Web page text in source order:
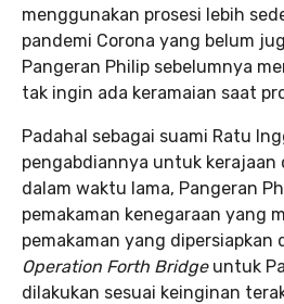
menggunakan prosesi lebih
pandemi Corona yang belum
Pangeran Philip sebelumnya
tak ingin ada keramaian saat
Padahal sebagai suami Ratu
pengabdiannya untuk kerajaan
dalam waktu lama, Pangeran
pemakaman kenegaraan yang
pemakaman yang dipersiapkan
Operation Forth Bridge untuk
dilakukan sesuai keinginan